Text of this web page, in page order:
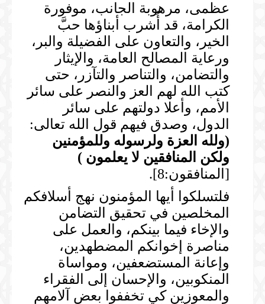
عظمى، مرهوبة الجانب، موفورة
الكرامة، قد أُشرب أبناؤها حبَّ
الخير، والتعاون على الفضيلة والبر،
ورعاية المصالح العامة، والإيثار
والتضامن، والتناصر والتآزر، حتى
كتب الله لهم العز والنصر على سائر
الأمم، وأعلا دولتهم على سائر
الدول، وصدق فيهم قول الله تعالى:
(ولله العزة ولرسوله وللمؤمنين
ولكن المنافقين لا يعلمون )
[المنافقون:8].
فلتسلكوا أيها المؤمنون نهج أسلافكم
المخلصين في تحقيق التضامن
والإخاء فيما بينكم، والعمل على
مناصرة إخوانكم المضطهدين،
وإعانة المستضعفين، ومواساة
المنكوبين، والإحسان إلى الفقراء
والمعوزين كي تخففوا بعض آلامهم